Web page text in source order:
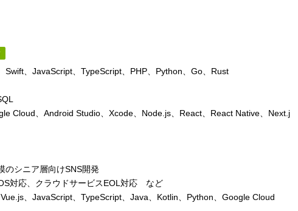
、JavaScript、TypeScript、PHP、Python、Go、Rust
Cloud、Android Studio、Xcode、Node.js、React、React Native、Next.j
のシニア層向けSNS開発
対応、クラウドサービスEOL対応 など
、JavaScript、TypeScript、Java、Kotlin、Python、Google Cloud